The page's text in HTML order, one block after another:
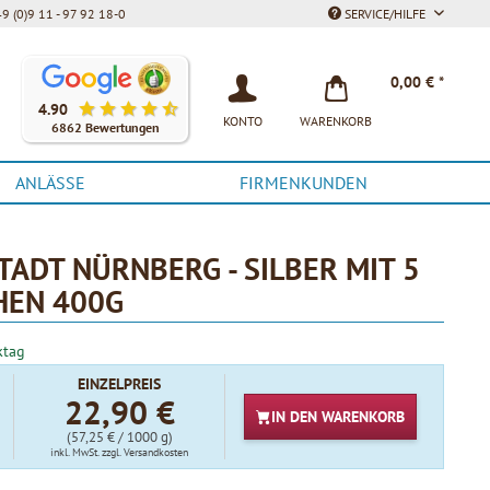
(0)9 11 - 97 92 18-0 SERVICE/HILFE
Unsere Kunden bewerten unsere Produkte und unseren Service
4.90
6862 Bewertungen KONTO WARENKORB
0,00 € *
ANLÄSSE FIRMENKUNDEN
NÜRNBERG - SILBER MIT 5
400G
EINZELPREIS
22,90 €
(57,25 € / 1000 g)
inkl. MwSt.zzgl. Versandkosten
IN DEN WARENKORB